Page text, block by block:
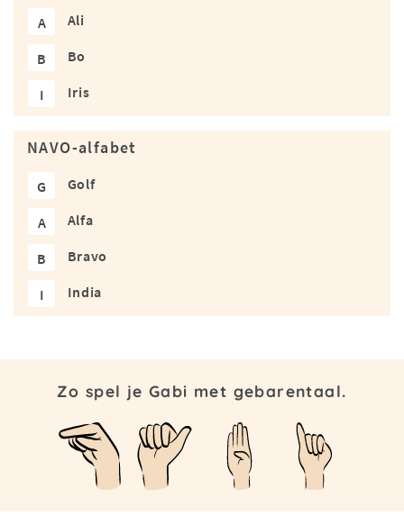
A Ali
B Bo
I Iris
NAVO-alfabet
G Golf
A Alfa
B Bravo
I India
Zo spel je Gabi met gebarentaal.